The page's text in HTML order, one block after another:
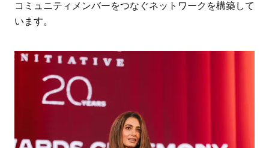
コミュニティメンバーをつなぐネットワークを構築して
います。